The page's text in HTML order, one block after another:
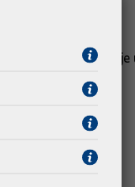
informaciju da